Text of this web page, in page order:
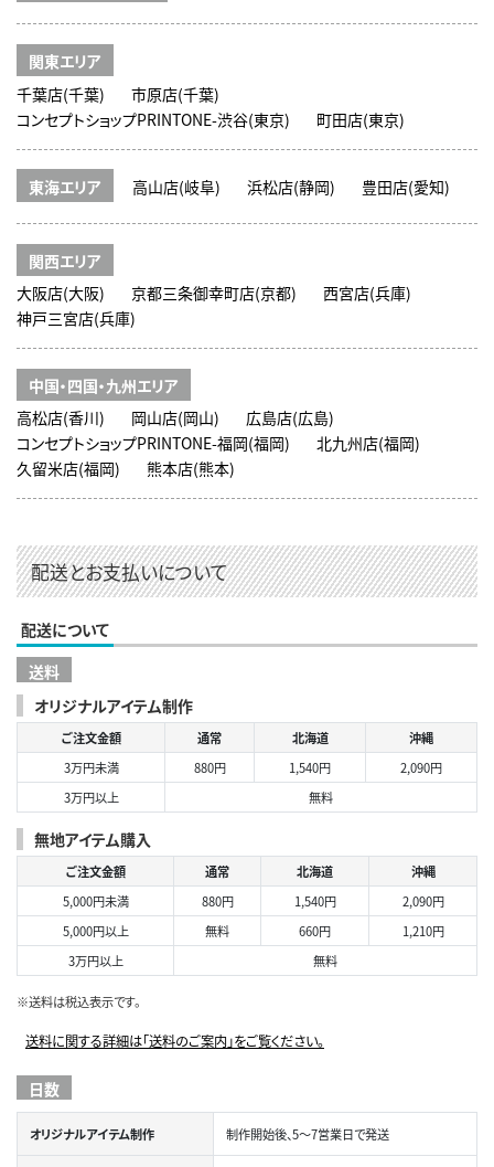
関東エリア
千葉店(千葉)
市原店(千葉)
コンセプトショップPRINTONE-渋谷(東京)
町田店(東京)
東海エリア 高山店(岐阜) 浜松店(静岡) 豊田店(愛知)
関西エリア
大阪店(大阪)
京都三条御幸町店(京都)
西宮店(兵庫)
神戸三宮店(兵庫)
中国・四国・九州エリア
高松店(香川)
岡山店(岡山)
広島店(広島)
コンセプトショップPRINTONE-福岡(福岡)
北九州店(福岡)
久留米店(福岡)
熊本店(熊本)
配送とお支払いについて
配送について
送料
オリジナルアイテム制作
ご注文金額 通常 北海道
沖縄
3万円未満
880円 1,540円
2,090円
3万円以上
無料
無地アイテム購入
ご注文金額 通常 北海道
沖縄
5,000円未満
880円 1,540円
2,090円
5,000円以上
無料 660円
1,210円
3万円以上
無料
※送料は税込表示です。
送料に関する詳細は「送料のご案内」をご覧ください。
日数
オリジナルアイテム制作 制作開始後、5～7営業日で発送